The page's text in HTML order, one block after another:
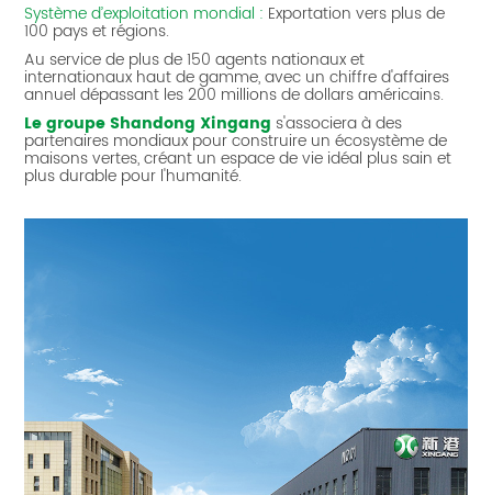
Système d’exploitation mondial : Exportation vers plus de
100 pays et régions.
Au service de plus de 150 agents nationaux et
internationaux haut de gamme, avec un chiffre d'affaires
annuel dépassant les 200 millions de dollars américains.
Le groupe Shandong Xingang s'associera à des
partenaires mondiaux pour construire un écosystème de
maisons vertes, créant un espace de vie idéal plus sain et
plus durable pour l'humanité.